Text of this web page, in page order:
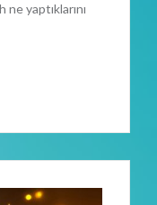
yaptıklarını